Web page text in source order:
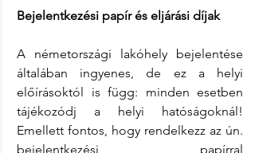
Bejelentkezési papír és eljárási díjak
A németországi lakóhely bejelentése
általában ingyenes, de ez a helyi
előírásoktól is függ: minden esetben
tájékozódj a helyi hatóságoknál!
Emellett fontos, hogy rendelkezz az ún.
bejelentkezési papírral